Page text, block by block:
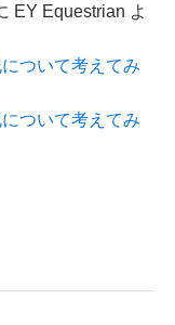
EY Equestrian よ
ついて考えてみ
ついて考えてみ